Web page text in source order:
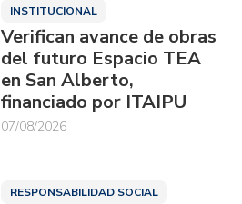
INSTITUCIONAL
Verifican avance de obras
del futuro Espacio TEA
en San Alberto,
financiado por ITAIPU
07/08/2026
RESPONSABILIDAD SOCIAL